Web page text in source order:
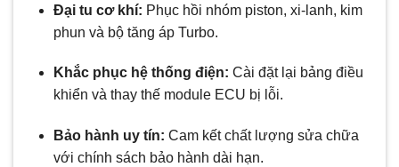
Đại tu cơ khí: Phục hồi nhóm piston, xi-lanh, kim
phun và bộ tăng áp Turbo.
Khắc phục hệ thống điện: Cài đặt lại bảng điều
khiển và thay thế module ECU bị lỗi.
Bảo hành uy tín: Cam kết chất lượng sửa chữa
với chính sách bảo hành dài hạn.